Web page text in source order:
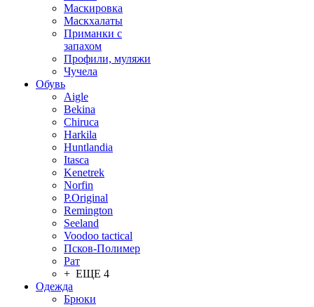
Маскировка
Маскхалаты
Приманки с
запахом
Профили, муляжи
Чучела
Обувь
Aigle
Bekina
Chiruсa
Harkila
Huntlandia
Itasca
Kenetrek
Norfin
P.Original
Remington
Seeland
Voodoo tactical
Псков-Полимер
Рат
+ ЕЩЕ 4
Одежда
Брюки